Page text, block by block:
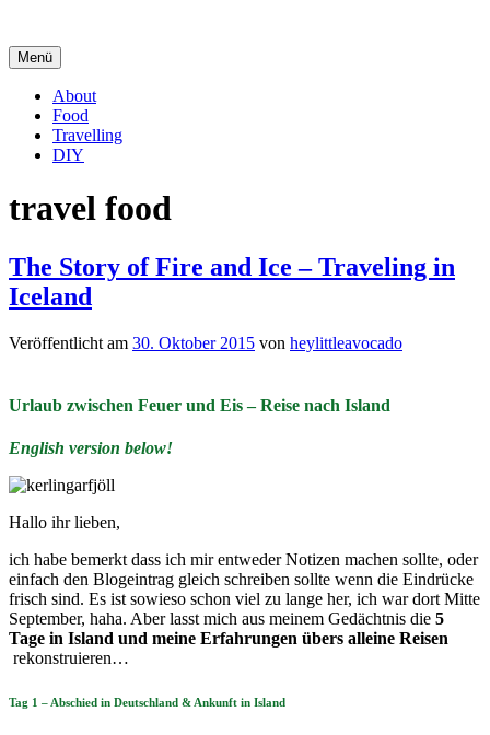
Inhalt
Menü
About
Food
Travelling
DIY
travel food
The Story of Fire and Ice – Traveling in
Iceland
Veröffentlicht am 30. Oktober 2015 von heylittleavocado
Urlaub zwischen Feuer und Eis – Reise nach Island
English version below!
Hallo ihr lieben,
ich habe bemerkt dass ich mir entweder Notizen machen sollte, oder
einfach den Blogeintrag gleich schreiben sollte wenn die Eindrücke
frisch sind. Es ist sowieso schon viel zu lange her, ich war dort Mitte
September, haha. Aber lasst mich aus meinem Gedächtnis die 5
Tage in Island und meine Erfahrungen übers alleine Reisen
rekonstruieren…
Tag 1 – Abschied in Deutschland & Ankunft in Island